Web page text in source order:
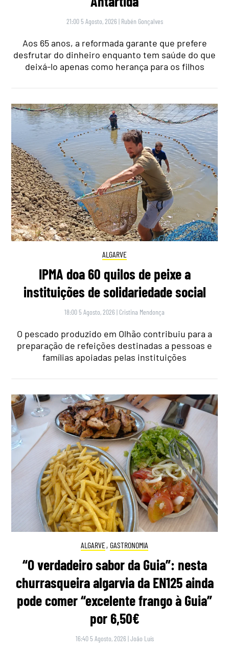
21:00 5 Agosto, 2026 | Rubén Gonçalves
Aos 65 anos, a reformada garante que prefere
desfrutar do dinheiro enquanto tem saúde do que
deixá-lo apenas como herança para os filhos
ALGARVE
IPMA doa 60 quilos de peixe a
instituições de solidariedade social
18:00 5 Agosto, 2026 | Cristina Mendonça
O pescado produzido em Olhão contribuiu para a
preparação de refeições destinadas a pessoas e
famílias apoiadas pelas instituições
ALGARVE, GASTRONOMIA
“O verdadeiro sabor da Guia”: nesta
churrasqueira algarvia da EN125 ainda
pode comer “excelente frango à Guia”
por 6,50€
16:40 5 Agosto, 2026 |João Luís